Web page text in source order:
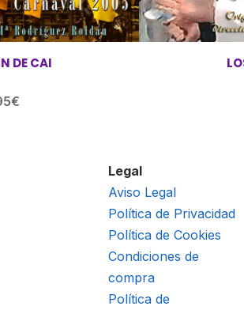
DE CAI
€
Legal
Aviso Legal
Política de Privacidad
Política de Cookies
Condiciones de
compra
Política de